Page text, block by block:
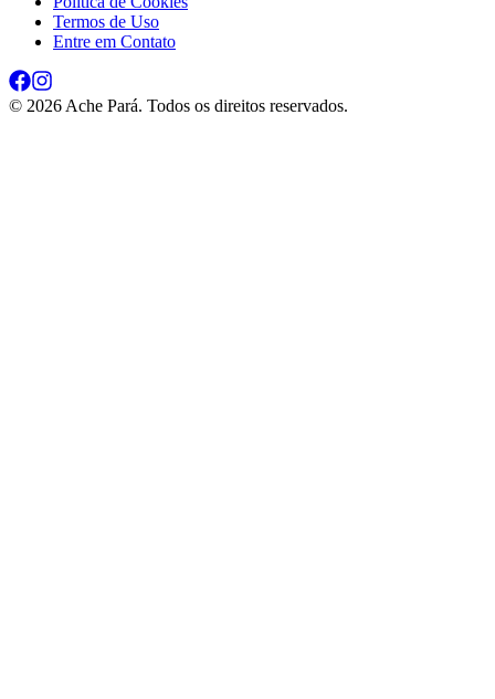
Termos de Uso
Entre em Contato
© 2026 Ache Pará. Todos os direitos reservados.